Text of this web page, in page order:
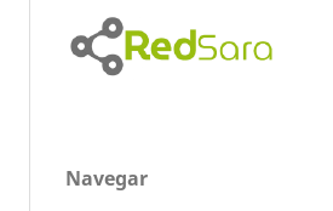
Navegar